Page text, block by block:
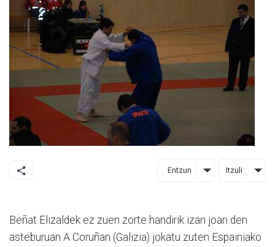
Entzun Itzuli
Beñat Elizaldek ez zuen zorte handirik izan joan den
asteburuan A Coruñan (Galizia) jokatu zuten Espainiako